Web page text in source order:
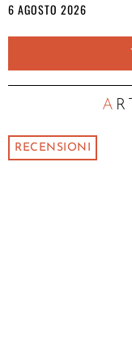
6 AGOSTO 2026
RECENSIONI